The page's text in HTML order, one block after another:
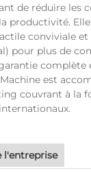
de réduire les
productivité.
conviviale
pour plus de
complète
est
couvrant à la
l'entreprise